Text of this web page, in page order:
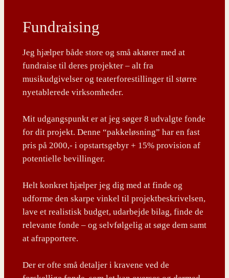
Fundraising
Jeg hjælper både store og små aktører med at
fundraise til deres projekter – alt fra
musikudgivelser og teaterforestillinger til større
nyetablerede virksomheder.
Mit udgangspunkt er at jeg søger 8 udvalgte fonde
for dit projekt. Denne “pakkeløsning” har en fast
pris på 2000,- i opstartsgebyr + 15% provision af
potentielle bevillinger.
Helt konkret hjælper jeg dig med at finde og
udforme den skarpe vinkel til projektbeskrivelsen,
lave et realistisk budget, udarbejde bilag, finde de
relevante fonde – og selvfølgelig at søge dem samt
at afrapportere.
Der er ofte små detaljer i kravene ved de